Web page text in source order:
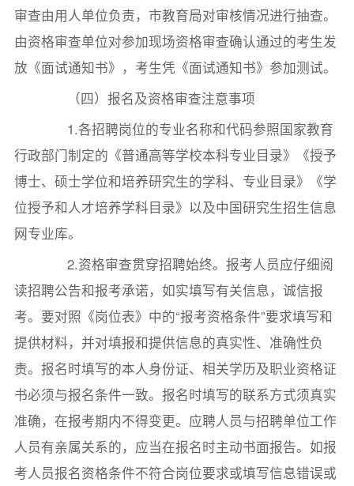
审查由用人单位负责，市教育局对审核情况进行抽查。
由资格审查单位对参加现场资格审查确认通过的考生发
放《面试通知书》，考生凭《面试通知书》参加测试。
（四）报名及资格审查注意事项
1.各招聘岗位的专业名称和代码参照国家教育
行政部门制定的《普通高等学校本科专业目录》《授予
博士、硕士学位和培养研究生的学科、专业目录》《学
位授予和人才培养学科目录》以及中国研究生招生信息
网专业库。
2.资格审查贯穿招聘始终。报考人员应仔细阅
读招聘公告和报考承诺，如实填写有关信息，诚信报
考。要对照《岗位表》中的“报考资格条件”要求填写和
提供材料，并对填报和提供信息的真实性、准确性负
责。报名时填写的本人身份证、相关学历及职业资格证
书必须与报名条件一致。报名时填写的联系方式须真实
准确，在报考期内不得变更。应聘人员与招聘单位工作
人员有亲属关系的，应当在报名时主动书面报告。如报
考人员报名资格条件不符合岗位要求或填写信息错误或